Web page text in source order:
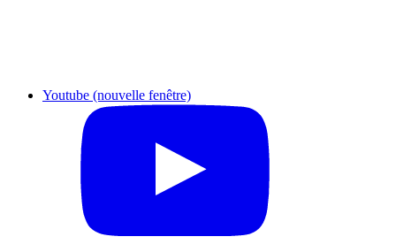
Youtube (nouvelle fenêtre)